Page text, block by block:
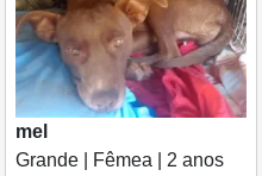
mel
Grande | Fêmea | 2 anos